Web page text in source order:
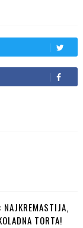
NAJKREMASTIJA,
TORTA!